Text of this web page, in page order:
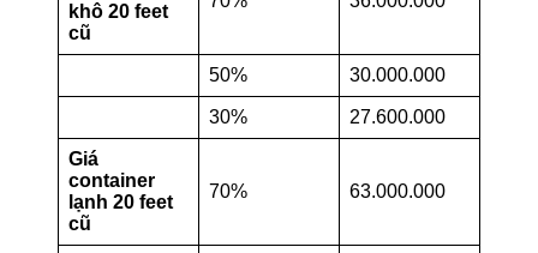
khô 20 feet
cũ
50% 30.000.000
30% 27.600.000
Giá
container
lạnh 20 feet
cũ
70% 63.000.000